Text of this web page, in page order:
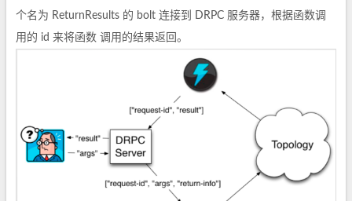
个名为 ReturnResults 的 bolt 连接到 DRPC 服务器，根据函数调
用的 id 来将函数 调用的结果返回。